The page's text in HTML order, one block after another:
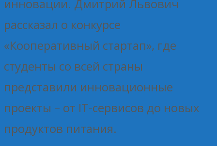
инновации. Дмитрий Львович
рассказал о конкурсе
«Кооперативный стартап», где
студенты со всей страны
представили инновационные
проекты – от IT-сервисов до новых
продуктов питания.